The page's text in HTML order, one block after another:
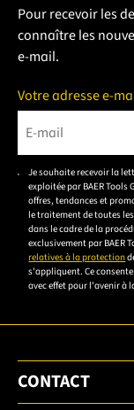
Pour recevoir les
connaître les
e-mail.
Votre adresse e-
Veuillez saisir une
Je souhaite recevoir la
exploitée par BAER Tools
offres, tendances et
le traitement de toutes
dans le cadre de la
exclusivement par BAER
relatives à la protection
s'appliquent. Ce
avec effet pour l'avenir à
CONTACT